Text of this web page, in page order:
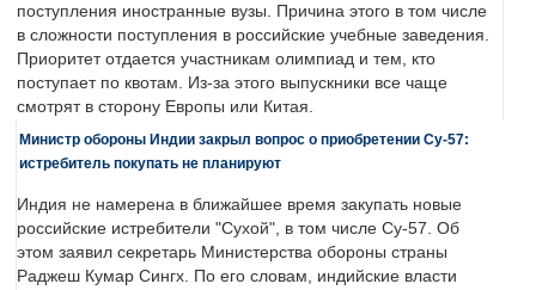
поступления иностранные вузы. Причина этого в том числе
в сложности поступления в российские учебные заведения.
Приоритет отдается участникам олимпиад и тем, кто
поступает по квотам. Из-за этого выпускники все чаще
смотрят в сторону Европы или Китая.
Министр обороны Индии закрыл вопрос о приобретении Су-57:
истребитель покупать не планируют
Индия не намерена в ближайшее время закупать новые
российские истребители "Сухой", в том числе Су-57. Об
этом заявил секретарь Министерства обороны страны
Раджеш Кумар Сингх. По его словам, индийские власти